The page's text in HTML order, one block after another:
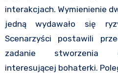
interakcjach. Wymienienie
jedną wydawało się
Scenarzyści postawili
zadanie stworzenia
interesującej bohaterki.